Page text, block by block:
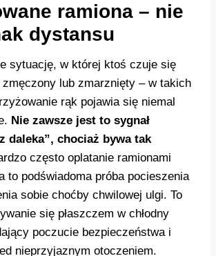
ramiona – nie
dystansu
sytuację, w której ktoś czuje się
lub zmarznięty – w takich
rąk pojawia się niemal
Nie zawsze jest to sygnał
daleka”, chociaż bywa tak
często oplatanie ramionami
to podświadoma próba pocieszenia
sobie choćby chwilowej ulgi. To
się płaszczem w chłodny
poczucie bezpieczeństwa i
nieprzyjaznym otoczeniem.